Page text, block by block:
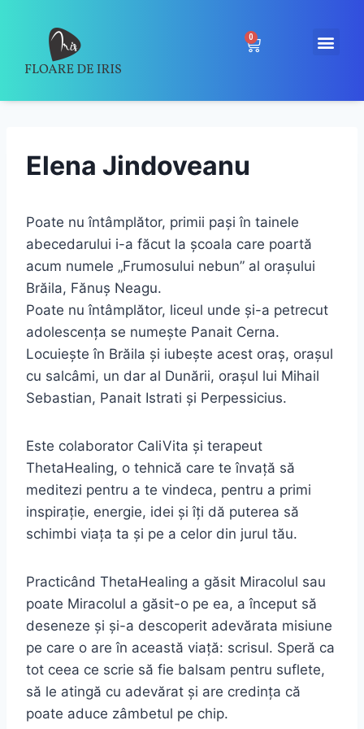
0
Elena Jindoveanu
Poate nu întâmplător, primii pași în tainele
abecedarului i-a făcut la școala care poartă
acum numele „Frumosului nebun” al orașului
Brăila, Fănuș Neagu.
Poate nu întâmplător, liceul unde și-a petrecut
adolescența se numește Panait Cerna.
Locuiește în Brăila și iubește acest oraș, orașul
cu salcâmi, un dar al Dunării, orașul lui Mihail
Sebastian, Panait Istrati și Perpessicius.
Este colaborator CaliVita și terapeut
ThetaHealing, o tehnică care te învață să
meditezi pentru a te vindeca, pentru a primi
inspirație, energie, idei și îți dă puterea să
schimbi viața ta și pe a celor din jurul tău.
Practicând ThetaHealing a găsit Miracolul sau
poate Miracolul a găsit-o pe ea, a început să
deseneze și și-a descoperit adevărata misiune
pe care o are în această viață: scrisul. Speră ca
tot ceea ce scrie să fie balsam pentru suflete,
să le atingă cu adevărat și are credința că
poate aduce zâmbetul pe chip.